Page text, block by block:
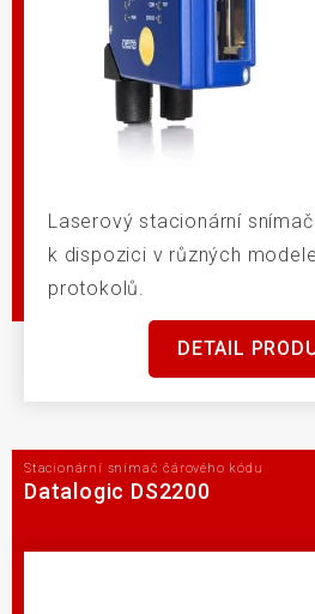
Laserový stacionární
k dispozici v různých
protokolů.
DETAIL
Stacionární snímač čárového kódu
Datalogic DS2200